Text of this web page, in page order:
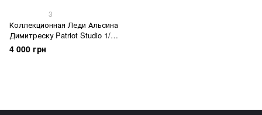
3
Коллекционная Леди Альсина
Димитреску Patriot Studio 1/12
Lady Alcina Dimitrescu
4 000 грн